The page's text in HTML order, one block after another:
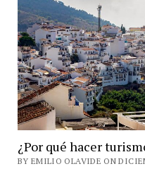
¿Por qué hacer
BY EMILIO OLAVIDE ON